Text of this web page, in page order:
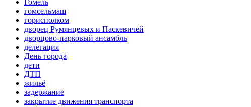
Гомель
гомсельмаш
горисполком
дворец Румянцевых и Паскевичей
дворцово-парковый ансамбль
делегация
День города
дети
ДТП
жильё
задержание
закрытие движения транспорта